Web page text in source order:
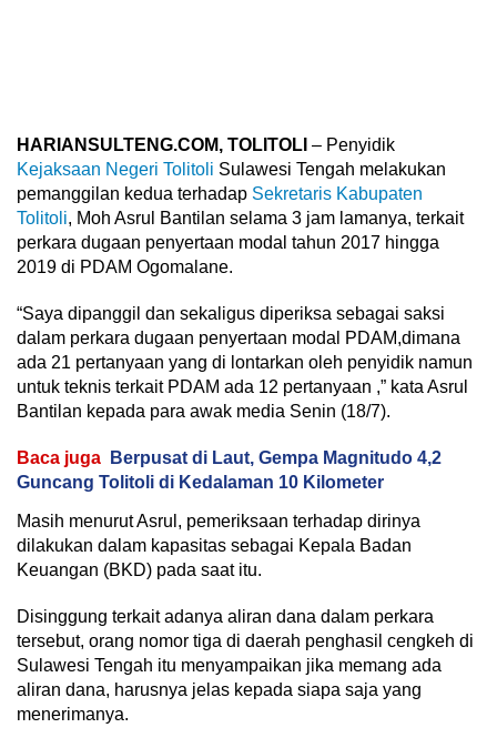
HARIANSULTENG.COM, TOLITOLI – Penyidik
Kejaksaan Negeri Tolitoli Sulawesi Tengah melakukan
pemanggilan kedua terhadap Sekretaris Kabupaten
Tolitoli, Moh Asrul Bantilan selama 3 jam lamanya, terkait
perkara dugaan penyertaan modal tahun 2017 hingga
2019 di PDAM Ogomalane.
“Saya dipanggil dan sekaligus diperiksa sebagai saksi
dalam perkara dugaan penyertaan modal PDAM,dimana
ada 21 pertanyaan yang di lontarkan oleh penyidik namun
untuk teknis terkait PDAM ada 12 pertanyaan ,” kata Asrul
Bantilan kepada para awak media Senin (18/7).
Baca juga
Berpusat di Laut, Gempa Magnitudo 4,2
Guncang Tolitoli di Kedalaman 10 Kilometer
Masih menurut Asrul, pemeriksaan terhadap dirinya
dilakukan dalam kapasitas sebagai Kepala Badan
Keuangan (BKD) pada saat itu.
Disinggung terkait adanya aliran dana dalam perkara
tersebut, orang nomor tiga di daerah penghasil cengkeh di
Sulawesi Tengah itu menyampaikan jika memang ada
aliran dana, harusnya jelas kepada siapa saja yang
menerimanya.